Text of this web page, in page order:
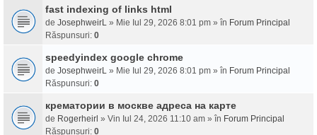
fast indexing of links html
de JosephweirL » Mie Iul 29, 2026 8:01 pm » în Forum Principal
Răspunsuri: 0
speedyindex google chrome
de JosephweirL » Mie Iul 29, 2026 8:01 pm » în Forum Principal
Răspunsuri: 0
крематории в москве адреса на карте
de Rogerheirl » Vin Iul 24, 2026 11:10 am » în Forum Principal
Răspunsuri: 0